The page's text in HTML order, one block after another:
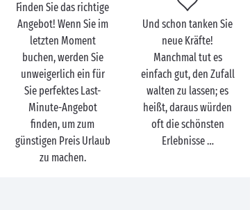
Finden Sie das richtige
Angebot! Wenn Sie im
letzten Moment
buchen, werden Sie
unweigerlich ein für
Sie perfektes Last-
Minute-Angebot
finden, um zum
günstigen Preis Urlaub
zu machen.
Und schon tanken Sie
neue Kräfte!
Manchmal tut es
einfach gut, den Zufall
walten zu lassen; es
heißt, daraus würden
oft die schönsten
Erlebnisse …